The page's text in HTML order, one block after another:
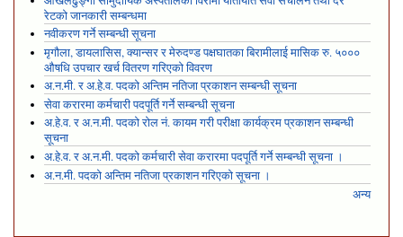
रेटको जानकारी सम्बन्धमा
नवीकरण गर्ने सम्बन्धी सूचना
मृगौला, डायलासिस, क्यान्सर र मेरुदण्ड पक्षघातका बिरामीलाई मासिक रु. ५०००
औषधि उपचार खर्च वितरण गरिएको विवरण
अ.न.मी. र अ.हे.व. पदको अन्तिम नतिजा प्रकाशन सम्बन्धी सूचना
सेवा करारमा कर्मचारी पदपूर्ति गर्ने सम्बन्धी सूचना
अ.हे.व. र अ.न.मी. पदको रोल नं. कायम गरी परीक्षा कार्यक्रम प्रकाशन सम्बन्धी
सूचना
अ.हे.व. र अ.न.मी. पदको कर्मचारी सेवा करारमा पदपूर्ति गर्ने सम्बन्धी सूचना ।
अ.न.मी. पदको अन्तिम नतिजा प्रकाशन गरिएको सूचना ।
अन्य